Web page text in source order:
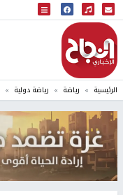
البث المباشر
إذاعة النجاح
الرئيسية رياضة رياضة دولية